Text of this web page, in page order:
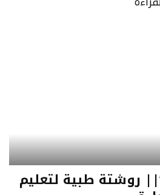
روشتة طبية لتعليم